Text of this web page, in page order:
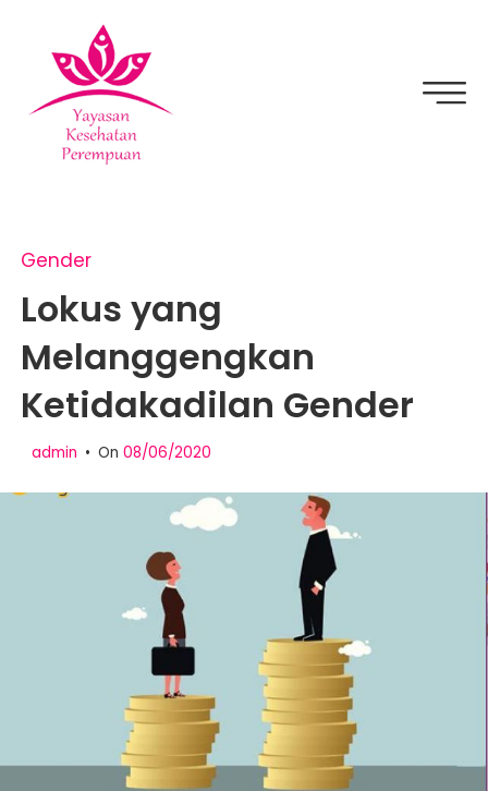
content
Gender
Lokus yang
Melanggengkan
Ketidakadilan Gender
admin On 08/06/2020